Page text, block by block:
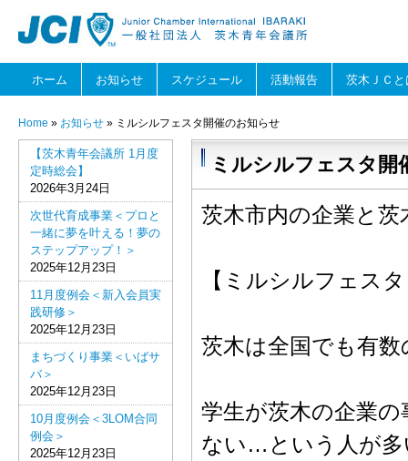
ホーム お知らせ スケジュール 活動報告 茨木ＪＣと
Home » お知らせ » ミルシルフェスタ開催のお知らせ
ミルシルフェスタ開
茨木市内の企業と
【ミルシルフェス
茨木は全国でも有
学生が茨木の企業
ない…という人が多
【茨木青年会議所 1月度
定時総会】
2026年3月24日
次世代育成事業＜プロと
一緒に夢を叶える！夢の
ステップアップ！＞
2025年12月23日
11月度例会＜新入会員実
践研修＞
2025年12月23日
まちづくり事業＜いばサ
バ＞
2025年12月23日
10月度例会＜3LOM合同
例会＞
2025年12月23日